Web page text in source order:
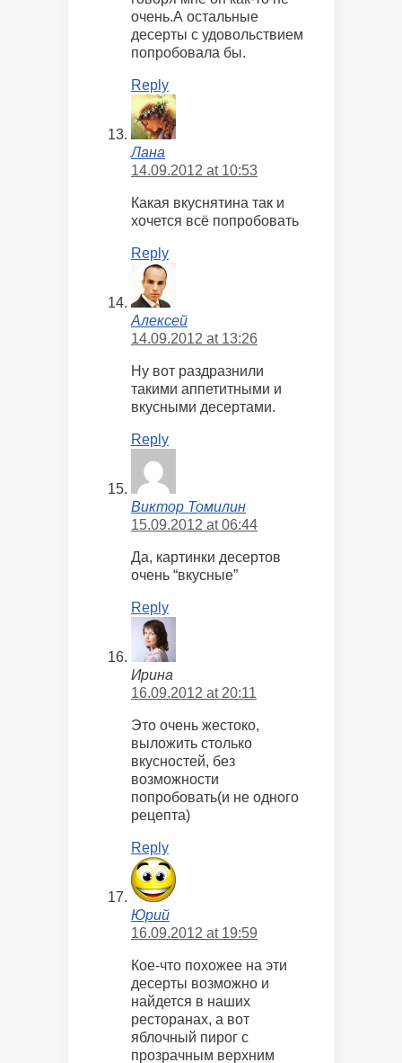
очень.А остальные
десерты с удовольствием
попробовала бы.
Reply
Лана
14.09.2012 at 10:53
Какая вкуснятина так и
хочется всё попробовать
Reply
Алексей
14.09.2012 at 13:26
Ну вот раздразнили
такими аппетитными и
вкусными десертами.
Reply
Виктор Томилин
15.09.2012 at 06:44
Да, картинки десертов
очень “вкусные”
Reply
Ирина
16.09.2012 at 20:11
Это очень жестоко,
выложить столько
вкусностей, без
возможности
попробовать(и не одного
рецепта)
Reply
Юрий
16.09.2012 at 19:59
Кое-что похожее на эти
десерты возможно и
найдется в наших
ресторанах, а вот
яблочный пирог с
прозрачным верхним